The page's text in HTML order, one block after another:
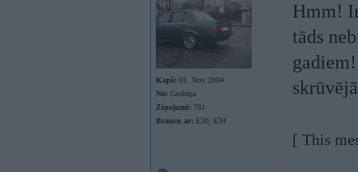
Kopš: 01. Nov 2004
No: Grobiņa
Ziņojumi: 781
Braucu ar: E30, E34
Hmm!
tāds
[ This